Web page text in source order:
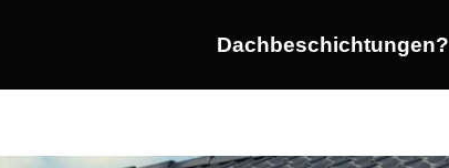
Dachbeschichtungen?